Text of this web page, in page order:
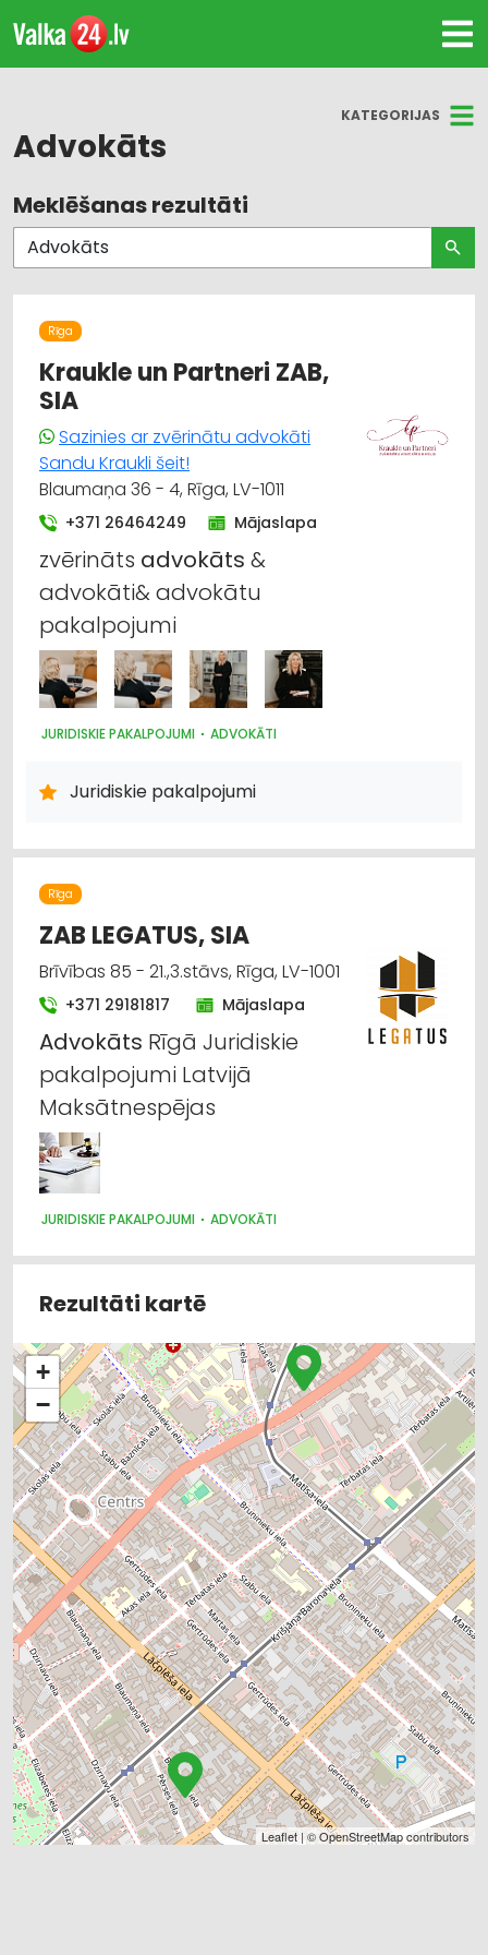
KATEGORIJAS
Advokāts
Visas nozares
Advokāti
Meklēšanas rezultāti
Rīga
Kraukle un Partneri ZAB,
SIA
Sazinies ar zvērinātu advokāti
Sandu Kraukli šeit!
Blaumaņa 36 - 4, Rīga, LV-1011
+371 26464249 Mājaslapa
zvērināts advokāts &
advokāti& advokātu
pakalpojumi
JURIDISKIE PAKALPOJUMI ADVOKĀTI
Juridiskie pakalpojumi
Rīga
ZAB LEGATUS, SIA
Brīvības 85 - 21.,3.stāvs, Rīga, LV-1001
+371 29181817 Mājaslapa
Advokāts Rīgā Juridiskie
pakalpojumi Latvijā
Maksātnespējas
JURIDISKIE PAKALPOJUMI ADVOKĀTI
Rezultāti kartē
+
−
Leaflet| ©OpenStreetMapcontributors